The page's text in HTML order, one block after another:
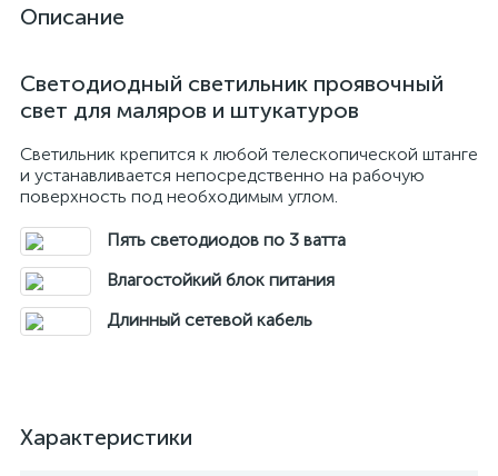
Описание
Светодиодный светильник проявочный
свет для маляров и штукатуров
Cветильник крепится к любой телескопической штанге
и устанавливается непосредственно на рабочую
поверхность под необходимым углом.
Пять светодиодов по 3 ватта
Влагостойкий блок питания
Длинный сетевой кабель
Характеристики